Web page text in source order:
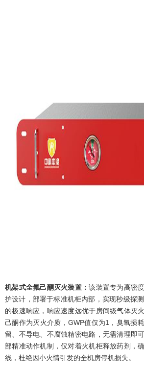
机架式全氟己酮灭火装置：该装置专为高密
护设计，部署于标准机柜内部，实现秒级探
的极速响应，响应速度远优于房间级气体灭
己酮作为灭火介质，GWP值仅为1，臭氧损
留、不导电、不腐蚀精密电路，无需清理即
部精准动作机制，仅对着火机柜释放药剂，
线，杜绝因小火情引发的全机房停机损失。